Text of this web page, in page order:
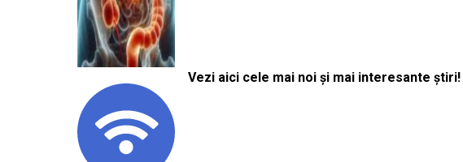
Vezi aici cele mai noi și mai interesante știri!